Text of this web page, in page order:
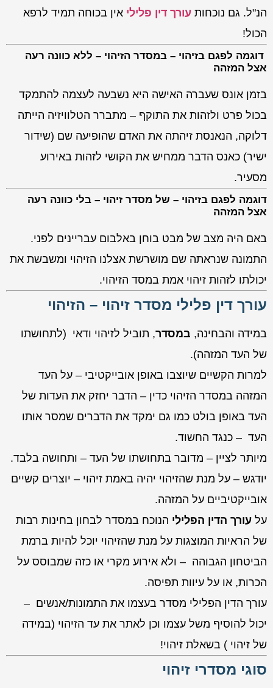
הנ"ל. גם נוכחות עורך דין פלילי אין בכוחה תמיד לרפא
הכול!
דוגמה לפגם בזיהוי – במסדר הזיהוי – ללא כוונה רעה
אצל המזהה
בזמן אונס שעברה האישה היא נשבעה לעצמה להתמקד
בכול פרט ולזהות את התוקף – מתברר הטלוויזיה הייתה
דלוקה, הנאנסת זיהתה את האדם שהופיעה שם (שידור
ישיר) כאנס הדבר ממחיש את הקושי לזהות באירוע
מסעיר.
דוגמה לפגם בזיהוי – של מסדר זיהוי – בלי כוונה רעה
אצל המזהה
באם היה מצב של מבט בוחן באלבום עבריינים לפני.
התמונה שנראתה שם מושרשת אצלנו הזיהוי ומשבשת את
יכולתו לזהות זיהוי אמת במסד הזיהוי.
עורך דין פלילי מסדר זיהוי – הזיהוי
במידה והבחינה, במסדר, תוביל לזיהוי ודאי (לתחושתו
של העד המזהה).
למרות הקשיים שיוצבו באופן אובייקטיבי – על העד
המזהה במסדר הזיהוי כדין – הדבר יחזק את העדות של
העד באופן בולט כמו גם ימקד את הדברים שמסר אותו
העד – כנגד החשוד.
מיותר לציין – מדובר בתחושתו של העד – ותחושה בלבד.
יודגש – על מנת שהזיהוי יהיה באמת זיהוי – יוצרים קשיים
אובייקטיביים על המזהה.
על עורך הדין הפלילי הנוכח במסדר לבחון בחינות רבות
של הראיות המוצגות על מנת שהזיהוי יוכל להיות ברמת
הביטחון הגבוהה – ולא אירוע מקרי או כזה שמבוסס על
הכרות, או על עיוות תפיסה.
עורך הדין הפלילי מסדר בעצמו את התמונות/אנשים –
יכול להוסיף משל עצמו וכן לאתר את עד הזיהוי (במידה
של זיהוי ) בשאלת זיהוי!
סוגי מסדרי זיהוי